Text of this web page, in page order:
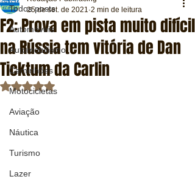
Todos posts
Automóveis
Automobilismo
Caminhões
Motocicletas
Aviação
Náutica
Turismo
Lazer
F2: Prova em pista muito difícil
na Rússia tem vitória de Dan
Ticktum da Carlin
25 de set. de 2021 2 min de leitura
Avaliado com NaN de 5 estrelas.